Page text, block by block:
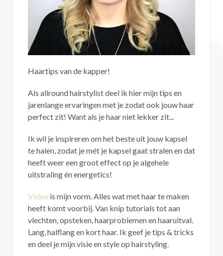
Haartips van de kapper!
Als allround hairstylist deel ik hier mijn tips en
jarenlange ervaringen met je zodat ook jouw haar
perfect zit! Want als je haar niet lekker zit...
Ik wil je inspireren om het beste uit jouw kapsel
te halen, zodat je mét je kapsel gaat stralen en dat
heeft weer een groot effect op je algehele
uitstraling én energetics!
Video is mijn vorm. Alles wat met haar te maken
heeft komt voorbij. Van knip tutorials tot aan
vlechten, opsteken, haarproblemen en haaruitval.
Lang, halflang en kort haar. Ik geef je tips & tricks
en deel je mijn visie en style op hairstyling.